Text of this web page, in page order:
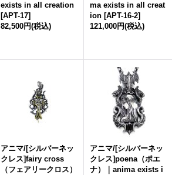
exists in all creation
[APT-17]
82,500円(税込)
ma exists in all creat
ion [APT-16-2]
121,000円(税込)
アニマ/[シルバーネッ
クレス]fairy cross
（フェアリークロス）
アニマ/[シルバーネッ
クレス]poena（ポエ
ナ）｜anima exists i